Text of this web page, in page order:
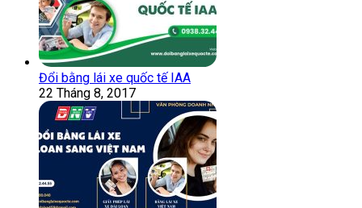
Đổi bằng lái xe quốc tế IAA
22 Tháng 8, 2017